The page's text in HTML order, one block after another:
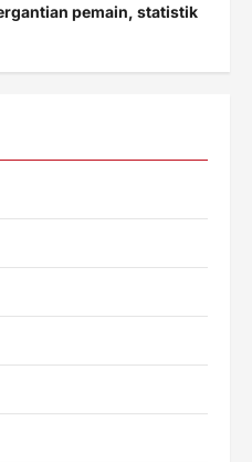
pemain, statistik